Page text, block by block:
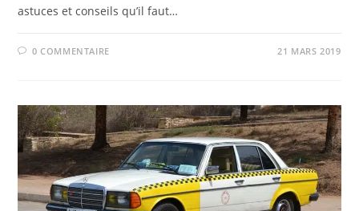
astuces et conseils qu’il faut…
0 COMMENTAIRE 21 MARS 2019